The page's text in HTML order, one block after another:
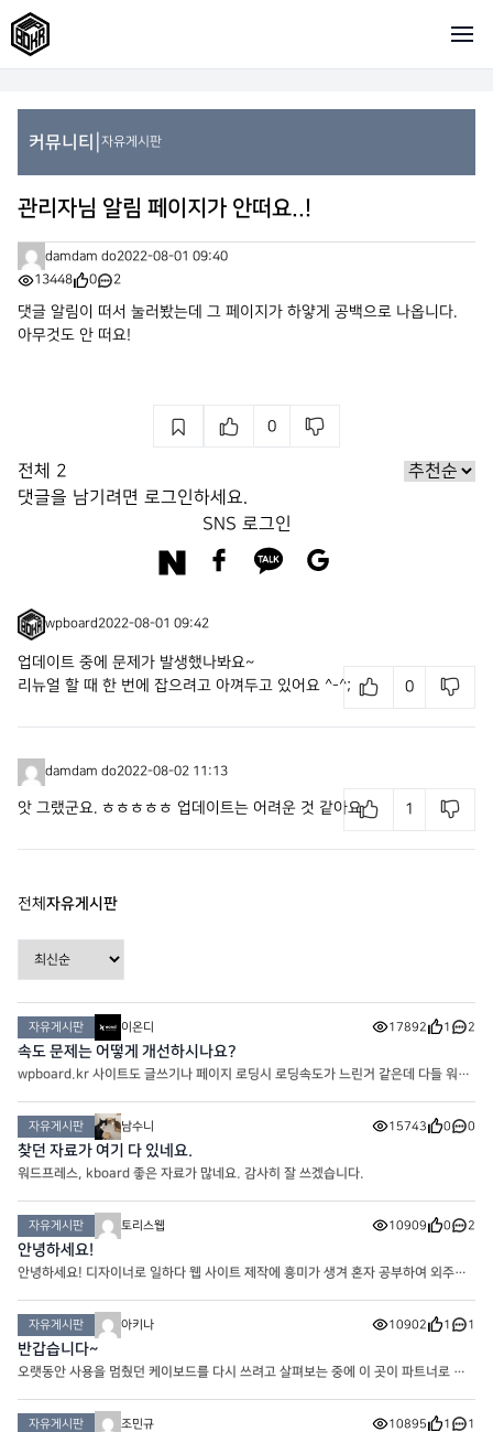
커뮤니티 자유게시판
관리자님 알림 페이지가 안떠요..!
damdam do2022-08-01 09:40
13448
0 2
댓글 알림이 떠서 눌러봤는데 그 페이지가 하얗게 공백으로 나옵니다.
아무것도 안 떠요!
0
전체 2
댓글을 남기려면 로그인하세요.
SNS 로그인
wpboard2022-08-01 09:42
0
업데이트 중에 문제가 발생했나봐요~
리뉴얼 할 때 한 번에 잡으려고 아껴두고 있어요 ^-^;
damdam do2022-08-02 11:13
1
앗 그랬군요. ㅎㅎㅎㅎㅎ 업데이트는 어려운 것 같아요
전체 자유게시판
자유게시판 이온디 17892 1 2
속도 문제는 어떻게 개선하시나요?
wpboard.kr 사이트도 글쓰기나 페이지 로딩시 로딩속도가 느린거 같은데 다들 워프
자유게시판 남수니 15743 0 0
찾던 자료가 여기 다 있네요.
워드프레스, kboard 좋은 자료가 많네요. 감사히 잘 쓰겠습니다.
자유게시판 토리스웹 10909 0 2
안녕하세요!
안녕하세요! 디자이너로 일하다 웹 사이트 제작에 흥미가 생겨 혼자 공부하여 외주받
자유게시판 아키나 10902 1 1
반갑습니다~
오랫동안 사용을 멈췄던 케이보드를 다시 쓰려고 살펴보는 중에 이 곳이 파트너로 수
드립니다
자유게시판 조민규 10895 1 1